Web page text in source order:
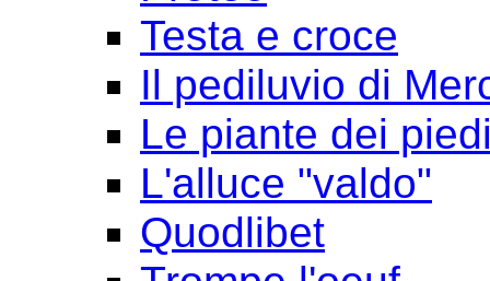
Testa e croce
Il pediluvio di
Le piante dei
L'alluce "valdo"
Quodlibet